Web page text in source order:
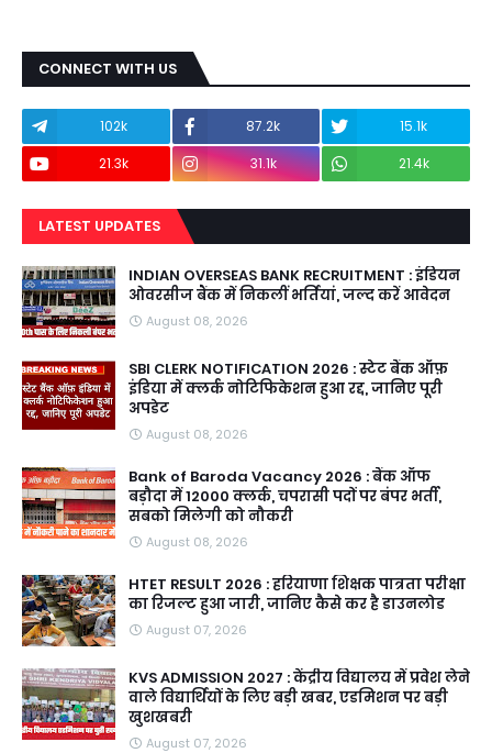
CONNECT WITH US
102k 87.2k
15.1k
21.3k
31.1k 21.4k
LATEST UPDATES
INDIAN OVERSEAS BANK RECRUITMENT : इंडियन
ओवरसीज बैंक में निकलीं भर्तियां, जल्द करें आवेदन
August 08, 2026
SBI CLERK NOTIFICATION 2026 : स्टेट बैंक ऑफ़
इंडिया में क्लर्क नोटिफिकेशन हुआ रद्द, जानिए पूरी
अपडेट
August 08, 2026
Bank of Baroda Vacancy 2026 : बैंक ऑफ
बड़ौदा में 12000 क्लर्क, चपरासी पदों पर बंपर भर्ती,
सबको मिलेगी को नौकरी
August 08, 2026
HTET RESULT 2026 : हरियाणा शिक्षक पात्रता परीक्षा
का रिजल्ट हुआ जारी, जानिए कैसे कर है डाउनलोड
August 07, 2026
KVS ADMISSION 2027 : केंद्रीय विद्यालय में प्रवेश लेने
वाले विद्यार्थियों के लिए बड़ी खबर, एडमिशन पर बड़ी
खुशखबरी
August 07, 2026